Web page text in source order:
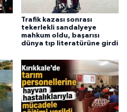
Trafik kazası sonrası
tekerlekli sandalyeye
mahkum oldu, başarısı
dünya tıp literatürüne girdi